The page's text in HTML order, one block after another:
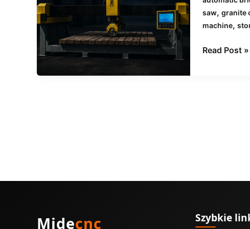
saw, granite
machine,
kamienia:
jakich
Read Post »
Midecnc Szybkie